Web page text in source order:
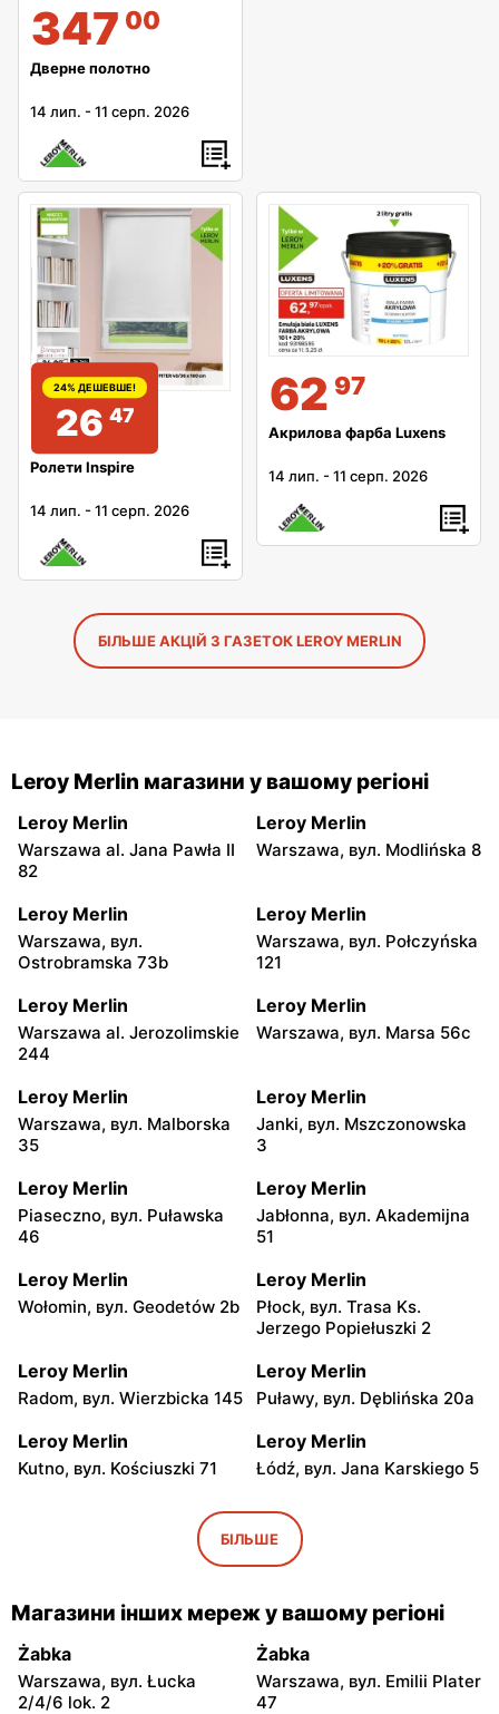
347 00
Дверне полотно
14 лип. -11 серп. 2026
24% ДЕШЕВШЕ!
26 47
Ролети Inspire
14 лип. -11 серп. 2026
62 97
Акрилова фарба Luxens
14 лип. -11 серп. 2026
БІЛЬШЕ АКЦІЙ З ГАЗЕТОК LEROY MERLIN
Leroy Merlin магазини у вашому регіоні
Leroy Merlin
Warszawa al. Jana Pawła II
82
Leroy Merlin
Warszawa, вул. Modlińska 8
Leroy Merlin
Warszawa, вул.
Ostrobramska 73b
Leroy Merlin
Warszawa, вул. Połczyńska
121
Leroy Merlin
Warszawa al. Jerozolimskie
244
Leroy Merlin
Warszawa, вул. Marsa 56c
Leroy Merlin
Warszawa, вул. Malborska
35
Leroy Merlin
Janki, вул. Mszczonowska
3
Leroy Merlin
Piaseczno, вул. Puławska
46
Leroy Merlin
Jabłonna, вул. Akademijna
51
Leroy Merlin
Wołomin, вул. Geodetów 2b
Leroy Merlin
Płock, вул. Trasa Ks.
Jerzego Popiełuszki 2
Leroy Merlin
Radom, вул. Wierzbicka 145
Leroy Merlin
Puławy, вул. Dęblińska 20a
Leroy Merlin
Kutno, вул. Kościuszki 71
Leroy Merlin
Łódź, вул. Jana Karskiego 5
Łódź, вул. Pojezierska 93
Leroy Merlin
Łódź, вул. Pabianicka 245
Bełchatów, вул. Armii
Lublin al. Spółdzielczości
Pracy 32
Leroy Merlin
Lublin al. Wincentego
Leroy Merlin
Sieradz, вул. Henryka
БІЛЬШЕ
Магазини інших мереж у вашому регіоні
Żabka
Warszawa, вул. Łucka
2/4/6 lok. 2
Żabka
Warszawa, вул. Emilii Plater
47